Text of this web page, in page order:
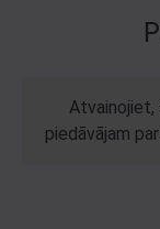
Atvainojiet,
piedāvājam